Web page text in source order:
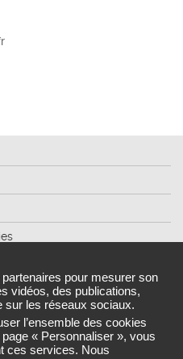
pour mesurer son
vidéos, des publications,
sur les réseaux sociaux.
l’ensemble des cookies
« Personnaliser », vous
ces services. Nous